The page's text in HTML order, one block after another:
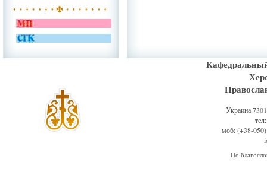
Украина
моб: (+38-
По